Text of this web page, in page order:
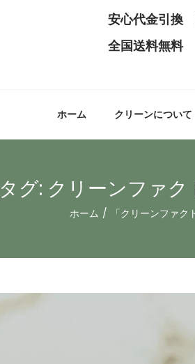
安心代金引換
全国送料無料
ホーム クリーンについて
タグ: クリーンファ
ホーム / 「クリーンファ